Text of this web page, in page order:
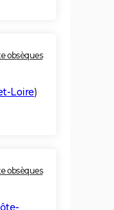
obsèques
Loire)
obsèques